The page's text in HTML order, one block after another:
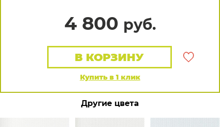
4 800 руб.
Купить в 1 клик
В КОРЗИНУ
Другие цвета